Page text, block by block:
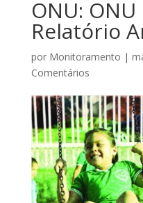
ONU:
Relatório
por Monitoramento |
Comentários